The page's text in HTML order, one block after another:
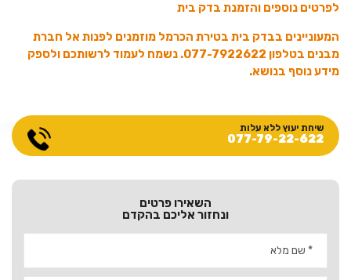
לפרטים נוספים והזמנת בדק בית
המעוניינים בבדק בית בטירת הכרמל מוזמנים לפנות אל חברת
מבנים בטלפון 077-7922622. נשמח לעמוד לרשותכם ולספק
מידע נוסף בנושא.
שיחת יעוץ ללא עלות
077-79-22-622
השאירו פרטים
ונחזור אליכם בהקדם